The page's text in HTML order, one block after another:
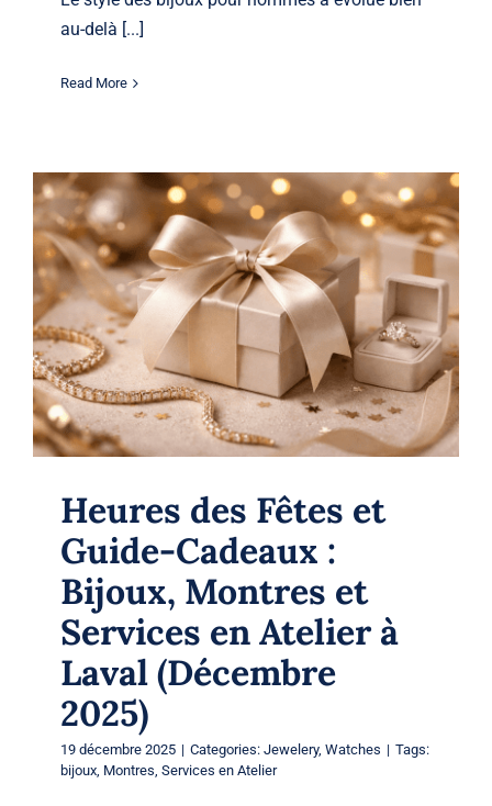
au-delà [...]
Read More
Heures des Fêtes et Guide-Cadeaux :
Bijoux, Montres et Services en
Atelier à Laval (Décembre 2025)
Jewelery Watches
Heures des Fêtes et
Guide-Cadeaux :
Bijoux, Montres et
Services en Atelier à
Laval (Décembre
2025)
19 décembre 2025 | Categories: Jewelery, Watches | Tags:
bijoux, Montres, Services en Atelier